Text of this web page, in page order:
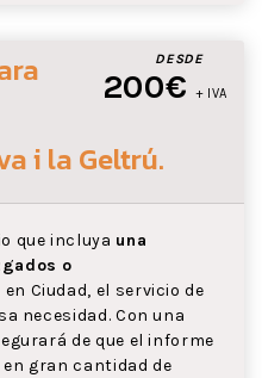
DESDE
200€ + IVA
i la Geltrú.
que incluya una
o
en Ciudad, el servicio de
necesidad. Con una
de que el informe
gran cantidad de